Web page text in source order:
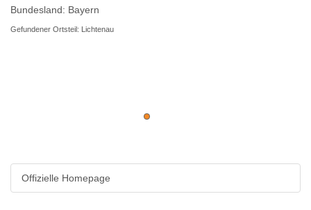
Bundesland: Bayern
Gefundener Ortsteil: Lichtenau
Offizielle Homepage